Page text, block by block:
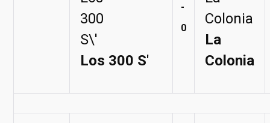
Los 300 S'
-
0
La
Colonia